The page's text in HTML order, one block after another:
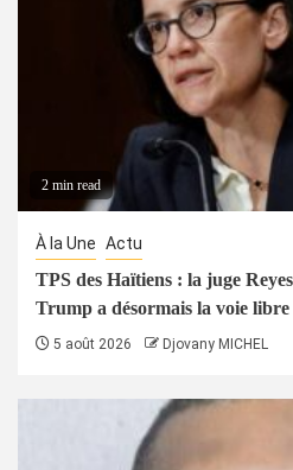
2 min read
À la Une Actu
TPS des Haïtiens : la juge
Trump a désormais la voie
5 août 2026 Djovany MICHEL